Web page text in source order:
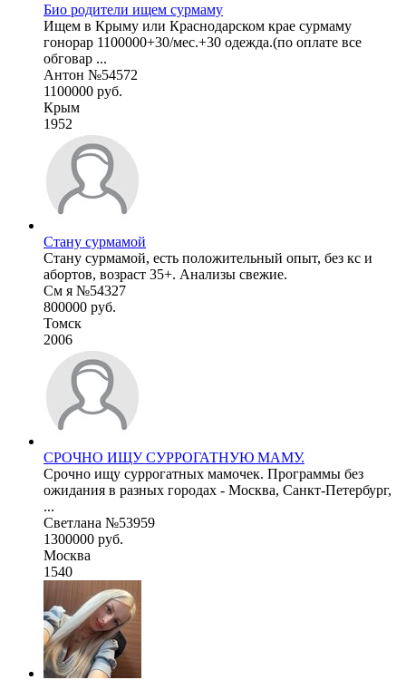
Био родители ищем сурмаму
Ищем в Крыму или Краснодарском крае сурмаму
гонорар 1100000+30/мес.+30 одежда.(по оплате все
обговар ...
Антон №54572
1100000 руб.
Крым
1952
Стану сурмамой
Стану сурмамой, есть положительный опыт, без кс и
абортов, возраст 35+. Анализы свежие.
См я №54327
800000 руб.
Томск
2006
СРОЧНО ИЩУ СУРРОГАТНУЮ МАМУ.
Срочно ищу суррогатных мамочек. Программы без
ожидания в разных городах - Москва, Санкт-Петербург,
...
Светлана №53959
1300000 руб.
Москва
1540